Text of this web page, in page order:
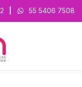
55 5406 7508